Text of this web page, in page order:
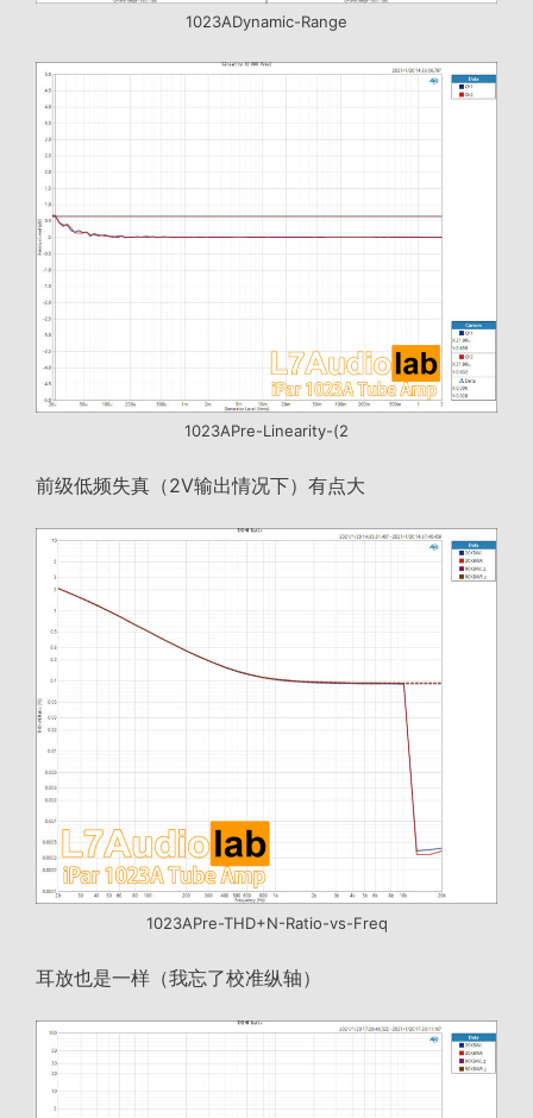
1023ADynamic-Range
1023APre-Linearity-(2
前级低频失真（2V输出情况下）有点大
1023APre-THD+N-Ratio-vs-Freq
耳放也是一样（我忘了校准纵轴）